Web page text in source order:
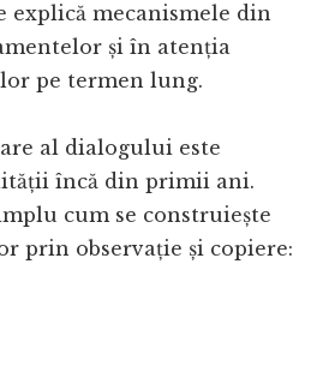
explică mecanismele din
și în atenția
pe termen lung.
al dialogului este
încă din primii ani.
cum se construiește
prin observație și copiere: